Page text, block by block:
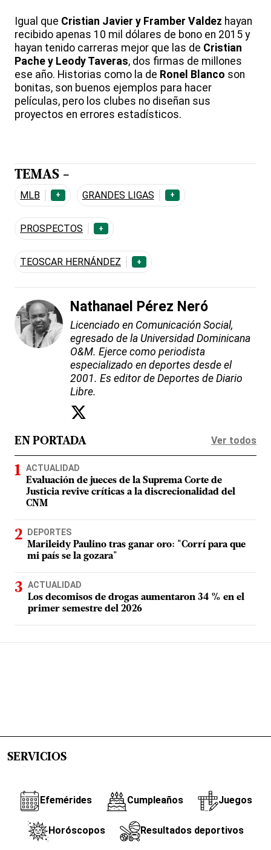
Igual que Cristian Javier y Framber Valdez hayan
recibido apenas 10 mil dólares de bono en 2015 y
hayan tenido carreras mejor que las de Cristian
Pache y Leody Taveras, dos firmas de millones
ese año. Historias como la de Ronel Blanco son
bonitas, son buenos ejemplos para hacer
películas, pero los clubes no diseñan sus
proyectos en errores estadísticos.
TEMAS -
MLB + GRANDES LIGAS +
PROSPECTOS +
TEOSCAR HERNÁNDEZ +
Nathanael Pérez Neró
Licenciado en Comunicación Social,
egresado de la Universidad Dominicana
O&M. Ejerce como periodista
especializado en deportes desde el
2001. Es editor de Deportes de Diario
Libre.
EN PORTADA Ver todos
ACTUALIDAD
Evaluación de jueces de la Suprema Corte de
Justicia revive críticas a la discrecionalidad del
CNM
DEPORTES
Marileidy Paulino tras ganar oro: "Corrí para que
mi país se la gozara"
ACTUALIDAD
Los decomisos de drogas aumentaron 34 % en el
primer semestre del 2026
SERVICIOS
Efemérides Cumpleaños Juegos
Horóscopos Resultados deportivos